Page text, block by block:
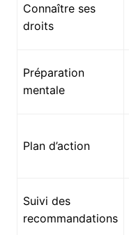
Connaître ses
droits
Préparation
mentale
Plan d’action
Suivi des
recommandations